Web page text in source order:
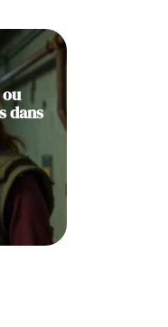
dans